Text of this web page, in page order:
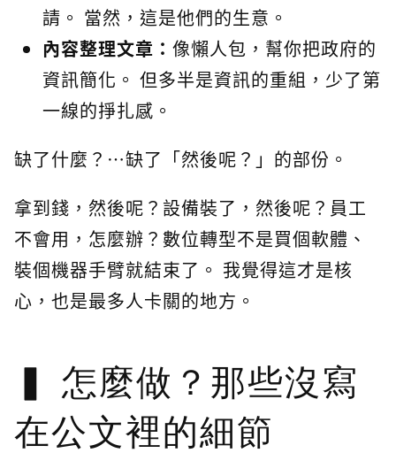
請。 當然，這是他們的生意。
內容整理文章： 像懶人包，幫你把政府的
資訊簡化。 但多半是資訊的重組，少了第
一線的掙扎感。
缺了什麼？…缺了「然後呢？」的部份。
拿到錢，然後呢？設備裝了，然後呢？員工
不會用，怎麼辦？數位轉型不是買個軟體、
裝個機器手臂就結束了。 我覺得這才是核
心，也是最多人卡關的地方。
怎麼做？那些沒寫
在公文裡的細節